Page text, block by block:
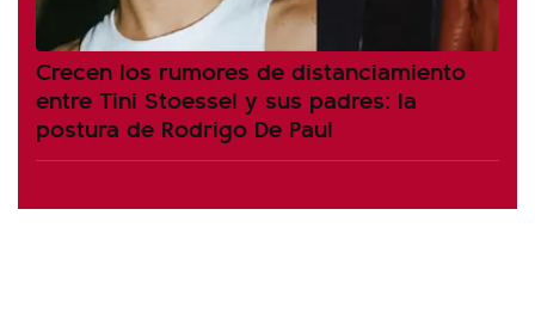
Crecen los rumores de distanciamiento
entre Tini Stoessel y sus padres: la
postura de Rodrigo De Paul